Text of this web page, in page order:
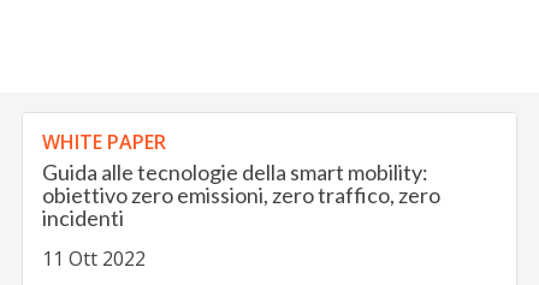
WHITE PAPER
Guida alle tecnologie della smart mobility:
obiettivo zero emissioni, zero traffico, zero
incidenti
11 Ott 2022